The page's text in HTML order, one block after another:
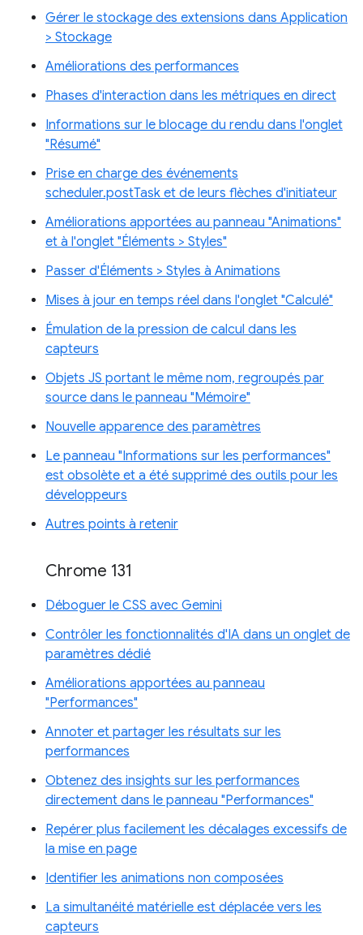
Gérer le stockage des extensions dans Application
> Stockage
Améliorations des performances
Phases d'interaction dans les métriques en direct
Informations sur le blocage du rendu dans l'onglet
"Résumé"
Prise en charge des événements
scheduler.postTask et de leurs flèches d'initiateur
Améliorations apportées au panneau "Animations"
et à l'onglet "Éléments > Styles"
Passer d'Éléments > Styles à Animations
Mises à jour en temps réel dans l'onglet "Calculé"
Émulation de la pression de calcul dans les
capteurs
Objets JS portant le même nom, regroupés par
source dans le panneau "Mémoire"
Nouvelle apparence des paramètres
Le panneau "Informations sur les performances"
est obsolète et a été supprimé des outils pour les
développeurs
Autres points à retenir
Chrome 131
Déboguer le CSS avec Gemini
Contrôler les fonctionnalités d'IA dans un onglet de
paramètres dédié
Améliorations apportées au panneau
"Performances"
Annoter et partager les résultats sur les
performances
Obtenez des insights sur les performances
directement dans le panneau "Performances"
Repérer plus facilement les décalages excessifs de
la mise en page
Identifier les animations non composées
La simultanéité matérielle est déplacée vers les
capteurs